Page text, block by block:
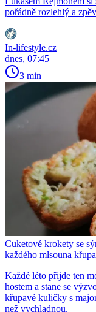
pořádně rozlehlý a
In-lifestyle.cz
dnes, 07:45
3 min
Cuketové krokety se
každého mlsouna
Každé léto přijde ten
hostem a stane se
křupavé kuličky s
než vychladnou.